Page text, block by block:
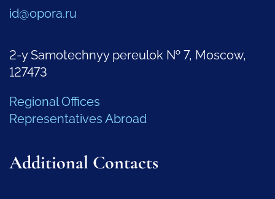
id@opora.ru
2-y Samotechnyy pereulok № 7, Moscow,
127473
Regional Offices
Representatives Abroad
Additional Contacts